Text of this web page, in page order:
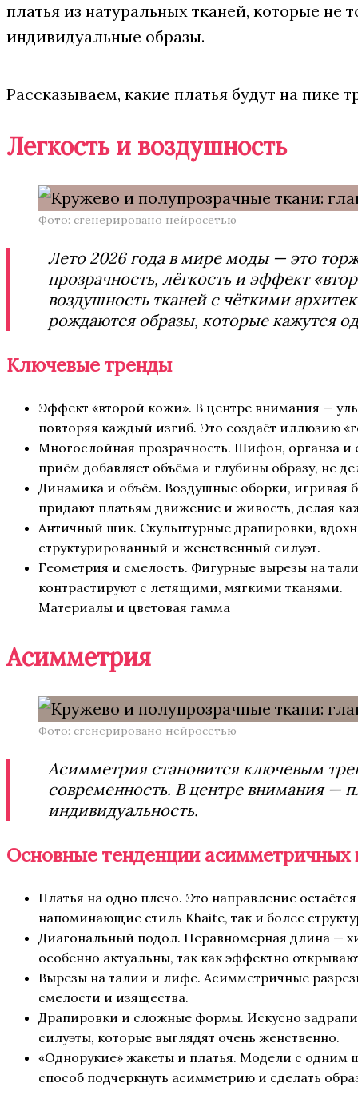
платья из натуральных тканей, которые не
индивидуальные образы.
Рассказываем, какие платья будут на пике
Легкость и воздушность
Фото: сгенерировано нейросетью
Лето 2026 года в мире моды — это
прозрачность, лёгкость и эффект
воздушность тканей с чёткими
рождаются образы, которые кажутся
Ключевые тренды
Эффект «второй кожи». В центре внимания —
повторяя каждый изгиб. Это создаёт иллюзию
Многослойная прозрачность. Шифон, органза и
приём добавляет объёма и глубины образу, не
Динамика и объём. Воздушные оборки, игривая
придают платьям движение и живость, делая
Античный шик. Скульптурные драпировки,
структурированный и женственный силуэт.
Геометрия и смелость. Фигурные вырезы на
контрастируют с летящими, мягкими тканями.
Материалы и цветовая гамма
Асимметрия
Фото: сгенерировано нейросетью
Асимметрия становится ключевым
современность. В центре внимания —
индивидуальность.
Основные тенденции асимметричных
Платья на одно плечо. Это направление
напоминающие стиль Khaite, так и более
Диагональный подол. Неравномерная длина —
особенно актуальны, так как эффектно
Вырезы на талии и лифе. Асимметричные
смелости и изящества.
Драпировки и сложные формы. Искусно
силуэты, которые выглядят очень женственно.
«Однорукие» жакеты и платья. Модели с
способ подчеркнуть асимметрию и сделать